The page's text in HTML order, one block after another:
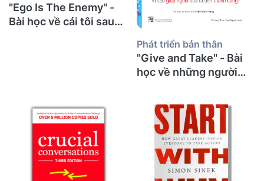
"Ego Is The Enemy" -
Bài học về cái tôi sau
Phát triển bản thân
"Give and Take" - Bài
học về những người